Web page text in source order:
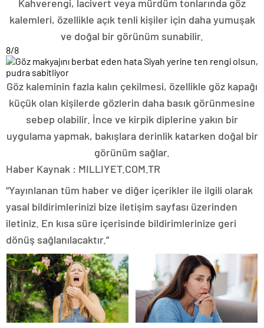
Kahverengi, lacivert veya mürdüm tonlarında göz
kalemleri, özellikle açık tenli kişiler için daha yumuşak
ve doğal bir görünüm sunabilir.
8/8
Göz kaleminin fazla kalın çekilmesi, özellikle göz kapağı
küçük olan kişilerde gözlerin daha basık görünmesine
sebep olabilir. İnce ve kirpik diplerine yakın bir
uygulama yapmak, bakışlara derinlik katarken doğal bir
görünüm sağlar.
Haber Kaynak : MILLIYET.COM.TR
“Yayınlanan tüm haber ve diğer içerikler ile ilgili olarak
yasal bildirimlerinizi bize iletişim sayfası üzerinden
iletiniz. En kısa süre içerisinde bildirimlerinize geri
dönüş sağlanılacaktır.”